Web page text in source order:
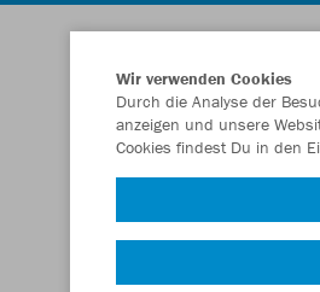
Wir verwenden Cookies
Durch die Analyse der
anzeigen und unsere
Cookies findest Du in den